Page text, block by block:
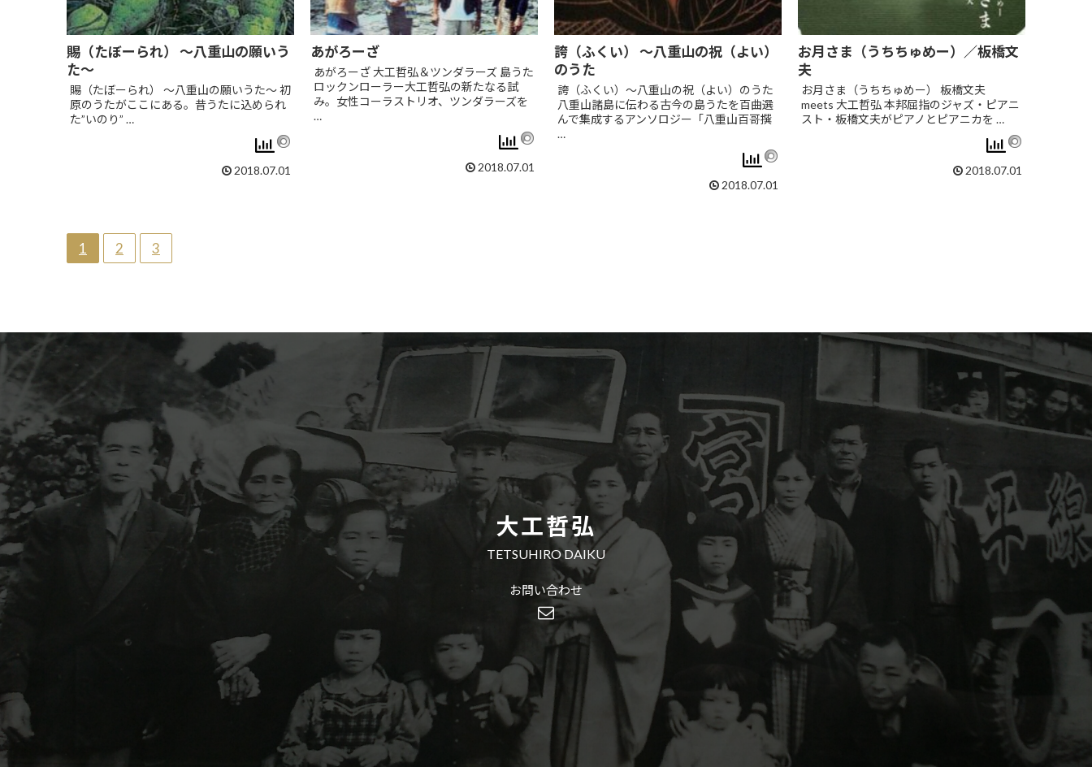
賜（たぼーられ） ～八重山の願いう
た～
賜（たぼーられ） ～八重山の願いうた～ 初
原のうたがここにある。昔うたに込められ
た”いのり” …
2018.07.01
あがろーざ
あがろーざ 大工哲弘＆ツンダラーズ 島うた
ロックンローラー大工哲弘の新たなる試
み。女性コーラストリオ、ツンダラーズを
…
2018.07.01
誇（ふくい） ～八重山の祝（よい）
のうた
誇（ふくい）～八重山の祝（よい）のうた
八重山諸島に伝わる古今の島うたを百曲選
んで集成するアンソロジー「八重山百哥撰
…
2018.07.01
お月さま（うちちゅめー）／板橋文
夫
お月さま（うちちゅめー） 板橋文夫
meets 大工哲弘 本邦屈指のジャズ・ピアニ
スト・板橋文夫がピアノとピアニカを …
2018.07.01
1 2 3
大工哲弘
TETSUHIRO DAIKU
お問い合わせ